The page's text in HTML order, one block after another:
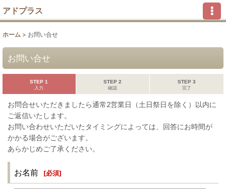
アドプラス
ホーム > お問い合せ
お問い合せ
STEP 1
入力
STEP 2
確認
STEP 3
完了
お問合せいただきましたら通常2営業日（土日祭日を除く）以内に
ご返信いたします。
お問い合わせいただいたタイミングによっては、回答にお時間が
かかる場合がございます。
あらかじめご了承ください。
お名前 [必須]